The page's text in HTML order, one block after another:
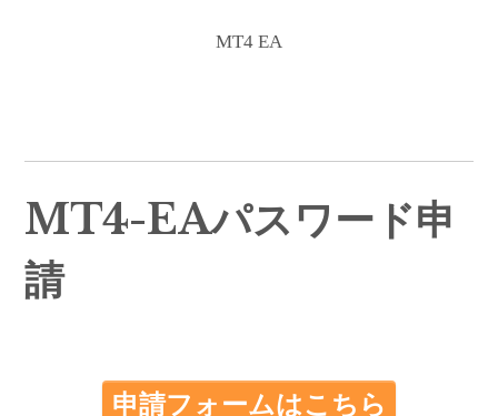
MT4 EA
MT4-EAパスワード申
請
申請フォームはこちら